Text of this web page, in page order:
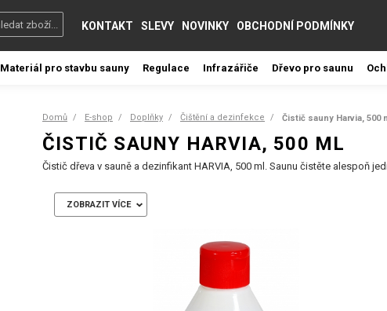
KONTAKT SLEVY NOVINKY OBCHODNÍ PODMÍNKY
Materiál pro stavbu sauny Regulace Infrazářiče Dřevo pro saunu
Domů E-shop Doplňky Čištění a dezinfekce Čistič sauny Harvia, 500
ČISTIČ SAUNY HARVIA, 500 ML
Čistič dřeva v sauně a dezinfikant HARVIA, 500 ml. Saunu čistěte alespoň
ZOBRAZIT VÍCE